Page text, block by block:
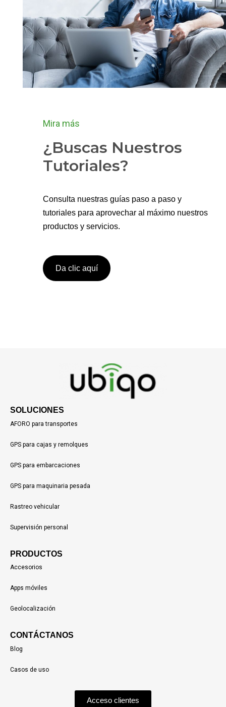
Mira más
¿Buscas Nuestros
Tutoriales?
Consulta nuestras guías paso a paso y
tutoriales para aprovechar al máximo nuestros
productos y servicios.
Da clic aquí
SOLUCIONES
AFORO para transportes
GPS para cajas y remolques
GPS para embarcaciones
GPS para maquinaria pesada
Rastreo vehicular
Supervisión personal
PRODUCTOS
Accesorios
Apps móviles
Geolocalización
CONTÁCTANOS
Blog
Casos de uso
Acceso clientes